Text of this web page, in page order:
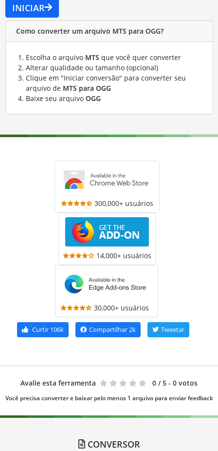
INICIAR
Como converter um arquivo MTS para OGG?
Escolha o arquivo MTS que você quer converter
Alterar qualidade ou tamanho (opcional)
Clique em "Iniciar conversão" para converter seu
arquivo de MTS para OGG
Baixe seu arquivo OGG
300,000+ usuários
14,000+ usuários
30,000+ usuários
Curtir 106k Compartilhar2k Tweetar
Avalie esta ferramenta 0 / 5 - 0 votos
Você precisa converter e baixar pelo menos 1 arquivo para enviar feedback
CONVERSOR